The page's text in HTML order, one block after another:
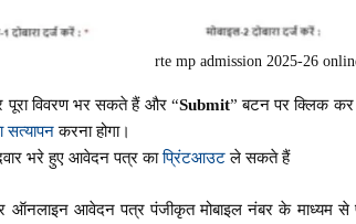
rte mp admission 2025-26
पूरा विवरण भर सकते हैं और “Submit” बटन पर क्लिक कर
सत्यापनकरना होगा।
भरे हुए आवेदन पत्र काप्रिंटआउटले सकते हैं
ऑनलाइन आवेदन पत्र पंजीकृत मोबाइल नंबर के